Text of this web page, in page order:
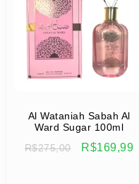
Al Wataniah Sabah Al
Ward Sugar 100ml
R$275,00 R$169,99